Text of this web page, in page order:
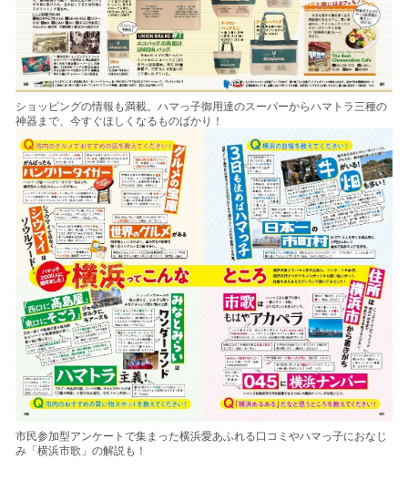
ショッピングの情報も満載。ハマっ子御用達のスーパーからハマトラ三種の
神器まで、今すぐほしくなるものばかり！
市民参加型アンケートで集まった横浜愛あふれる口コミやハマっ子におなじ
み「横浜市歌」の解説も！